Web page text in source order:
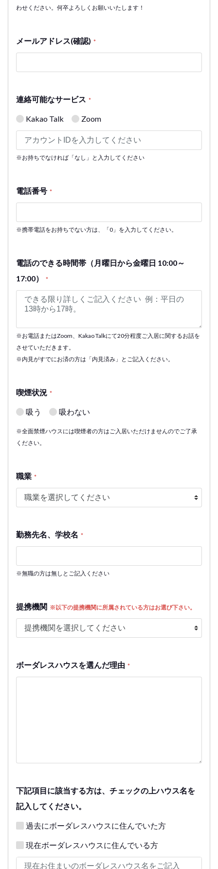
わせください。何卒よろしくお願いいたします！
メールアドレス(確認) *
連絡可能なサービス *
Kakao Talk Zoom
※お持ちでなければ「なし」と入力してください
電話番号 *
※携帯電話をお持ちでない方は、「0」を入力してください。
電話のできる時間帯（月曜日から金曜日 10:00～
17:00）
*
※お電話またはZoom、Kakao Talkにて20分程度ご入居に関するお話を
させていただきます。
※内見がすでにお済の方は「内見済み」とご記入ください。
喫煙状況 *
吸う 吸わない
※全面禁煙ハウスには喫煙者の方はご入居いただけませんのでご了承
ください。
職業 *
勤務先名、学校名 *
※無職の方は無しとご記入ください
提携機関 ※以下の提携機関に所属されている方はお選び下さい。
ボーダレスハウスを選んだ理由 *
下記項目に該当する方は、チェックの上ハウス名を
記入してください。
過去にボーダレスハウスに住んでいた方
現在ボーダレスハウスに住んでいる方